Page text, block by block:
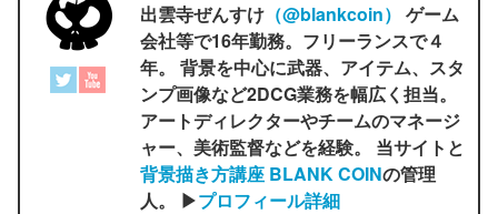
出雲寺ぜんすけ （‎@blankcoin） ゲーム
会社等で16年勤務。フリーランスで４
年。 背景を中心に武器、アイテム、スタ
ンプ画像など2DCG業務を幅広く担当。
アートディレクターやチームのマネージ
ャー、美術監督などを経験。 当サイトと
背景描き方講座 BLANK COINの管理
人。 ▶プロフィール詳細